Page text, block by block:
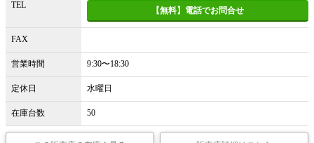
TEL
【無料】電話でお問合せ
FAX
営業時間 9:30〜18:30
定休日 水曜日
在庫台数 50